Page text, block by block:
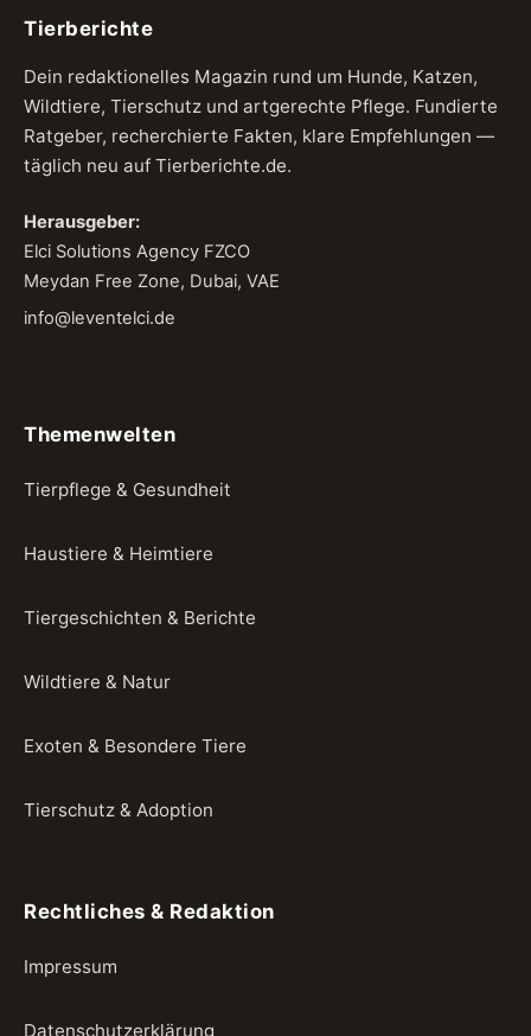
Tierberichte
Dein redaktionelles Magazin rund um Hunde, Katzen,
Wildtiere, Tierschutz und artgerechte Pflege. Fundierte
Ratgeber, recherchierte Fakten, klare Empfehlungen —
täglich neu auf Tierberichte.de.
Herausgeber:
Elci Solutions Agency FZCO
Meydan Free Zone, Dubai, VAE
info@leventelci.de
Themenwelten
Tierpflege & Gesundheit
Haustiere & Heimtiere
Tiergeschichten & Berichte
Wildtiere & Natur
Exoten & Besondere Tiere
Tierschutz & Adoption
Rechtliches & Redaktion
Impressum
Datenschutzerklärung